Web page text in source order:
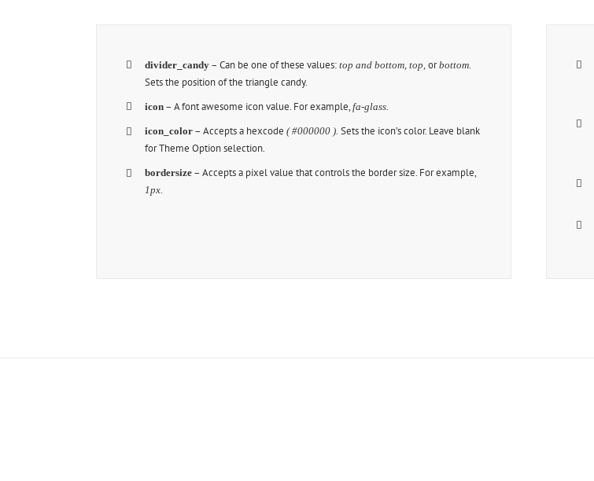
divider_candy – Can be one of these values:top and bottom, top,orbottom.
Sets the position of the triangle candy.
icon – A font awesome icon value. For example,fa-glass.
icon_color – Accepts a hexcode( #000000 ). Sets the icon’s color. Leave blank
for Theme Option selection.
bordersize – Accepts a pixel value that controls the border size. For example,
1px.